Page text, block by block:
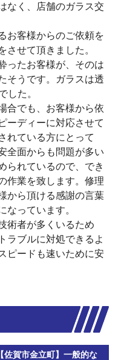
なく、店舗のガラス交
お客様からのご依頼を
させて頂きました。
ったお客様が、そのは
そうです。ガラスは透
した。
合でも、お客様から依
ーディーに対応させて
れている方にとって
全面からも問題が多い
られているので、でき
作業を致します。修理
から頂ける感謝の言葉
なっています。
術者が多くいるため
ラブルに対処できるよ
ピードも速いために安
【佐賀市金立町】一般的な